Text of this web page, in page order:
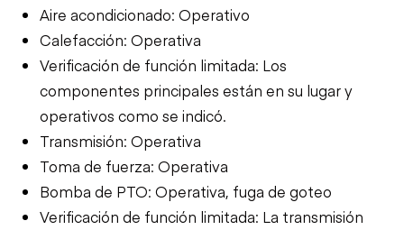
Aire acondicionado: Operativo
Calefacción: Operativa
Verificación de función limitada: Los
componentes principales están en su lugar y
operativos como se indicó.
Transmisión: Operativa
Toma de fuerza: Operativa
Bomba de PTO: Operativa, fuga de goteo
Verificación de función limitada: La transmisión